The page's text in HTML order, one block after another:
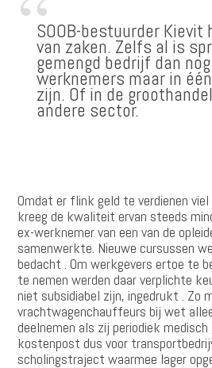
SOOB-bestuurder Kievit
van zaken. Zelfs al is
gemengd bedrijf dan
werknemers maar in
zijn. Of in de
andere sector.
Omdat er flink geld te verdienen
kreeg de kwaliteit ervan steeds
ex-werknemer van een van de
samenwerkte. Nieuwe cursussen
bedacht . Om werkgevers ertoe te
te nemen werden daar verplichte
niet subsidiabel zijn, ingedrukt . Zo
vrachtwagenchauffeurs bij wet
deelnemen als zij periodiek
kostenpost dus voor
scholingstraject waarmee lager